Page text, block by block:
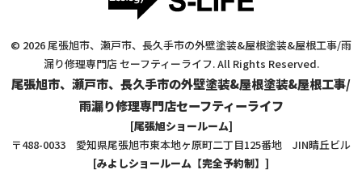
© 2026 尾張旭市、瀬戸市、長久手市の外壁塗装&屋根塗装&屋根工事/雨
漏り修理専門店 セーフティーライフ. All Rights Reserved.
尾張旭市、瀬戸市、長久手市の外壁塗装&屋根塗装&屋根工事/
雨漏り修理専門店セーフティーライフ
[尾張旭ショールーム]
〒488-0033 愛知県尾張旭市東本地ヶ原町二丁目125番地 JIN晴丘ビル
[みよしショールーム【完全予約制】]